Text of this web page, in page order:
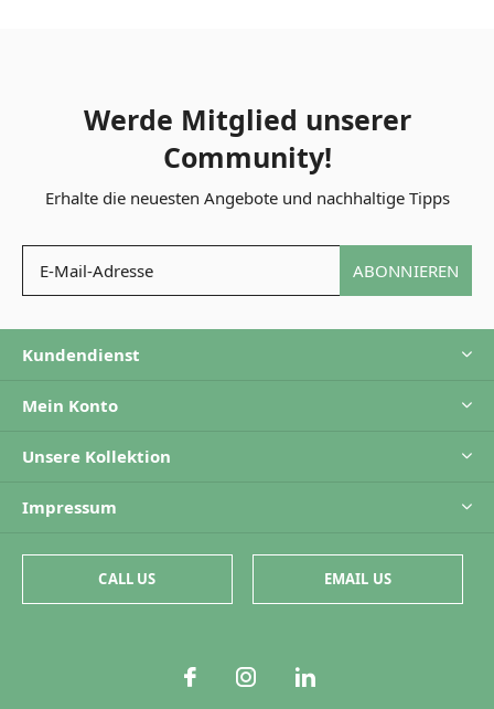
Werde Mitglied unserer
Community!
Erhalte die neuesten Angebote und nachhaltige Tipps
ABONNIEREN
Kundendienst
Mein Konto
Unsere Kollektion
Impressum
CALL US EMAIL US